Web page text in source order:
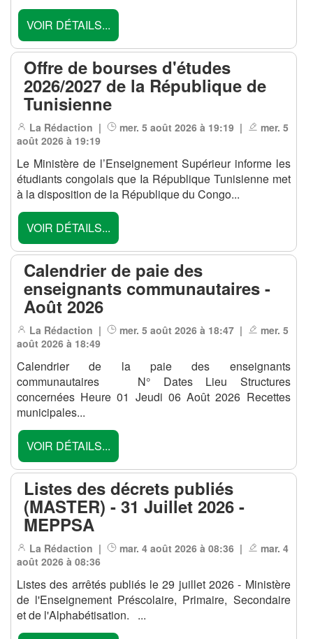
VOIR DÉTAILS...
Offre de bourses d'études
2026/2027 de la République de
Tunisienne
La Rédaction | mer. 5 août 2026 à 19:19 |
mer. 5
août 2026 à 19:19
Le Ministère de l’Enseignement Supérieur informe les
étudiants congolais que Ia République Tunisienne met
à la disposition de la République du Congo...
VOIR DÉTAILS...
Calendrier de paie des
enseignants communautaires -
Août 2026
La Rédaction | mer. 5 août 2026 à 18:47 |
mer. 5
août 2026 à 18:49
Calendrier de la paie des enseignants
communautaires N° Dates Lieu Structures
concernées Heure 01 Jeudi 06 Août 2026 Recettes
municipales...
VOIR DÉTAILS...
Listes des décrets publiés
(MASTER) - 31 Juillet 2026 -
MEPPSA
La Rédaction | mar. 4 août 2026 à 08:36 |
mar. 4
août 2026 à 08:36
Listes des arrêtés publiés le 29 juillet 2026 - Ministère
de l'Enseignement Préscolaire, Primaire, Secondaire
et de l'Alphabétisation. ...